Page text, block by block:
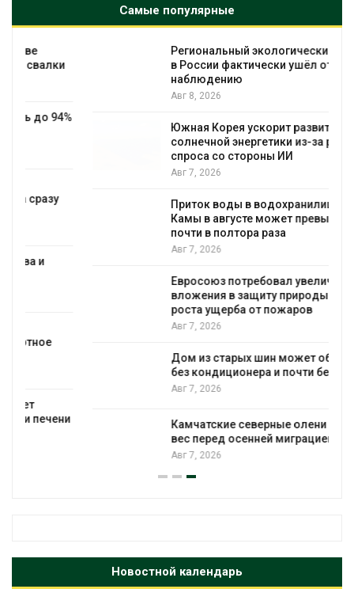
Самые популярные
Региональный экологический контроль
в России фактически ушёл от проверок к
наблюдению
Южная Корея ускорит развитие
солнечной энергетики из-за роста
спроса со стороны ИИ
Приток воды в водохранилища Волги и
Камы в августе может превысить норму
почти в полтора раза
Евросоюз потребовал увеличить
вложения в защиту природы на фоне
роста ущерба от пожаров
Дом из старых шин может обходиться
без кондиционера и почти без отопления
Камчатские северные олени набирают
вес перед осенней миграцией
Новостной календарь